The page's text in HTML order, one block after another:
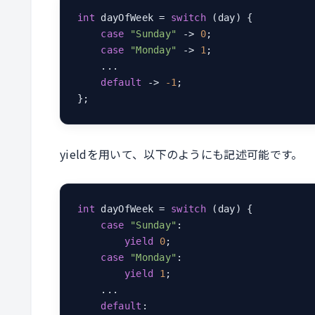
int dayOfWeek = switch (day) {
case
"Sunday" -> 0;
case
"Monday" -> 1 ;
    ...
default -> -1 ;
};
yieldを用いて、以下のようにも記述可能です。
int dayOfWeek = switch (day) {
case
"Sunday" :
yield
0;
case
"Monday" :
yield
1 ;
    ...
default :